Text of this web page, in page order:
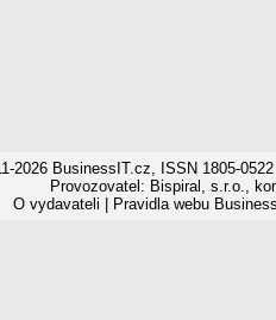
2026 BusinessIT.cz, ISSN 1805-
Provozovatel: Bispiral, s.r.o.,
O vydavateli
Pravidla webu